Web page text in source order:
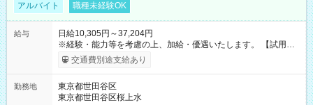
アルバイト 職種未経験OK
給与
日給10,305円～37,204円
※経験・能力等を考慮の上、加給・優遇いたします。 【試用期
間】試用期間なし
交通費別途支給あり
勤務地
東京都世田谷区
東京都世田谷区桜上水